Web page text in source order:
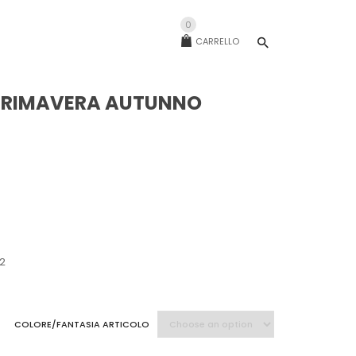
CARRELLO
0
AUTUNNO
COLORE/FANTASIA ARTICOLO